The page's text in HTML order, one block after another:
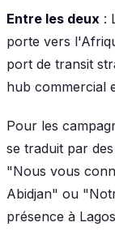
Entre les deux :
porte vers
port de transit
hub commercial
Pour les
se traduit par
"Nous vous
Abidjan" ou
présence à